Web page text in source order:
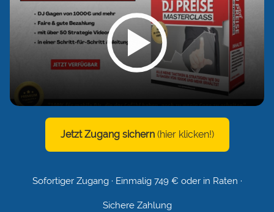
Jetzt Zugang sichern(hier klicken!)
Sofortiger Zugang · Einmalig 749 € oder in Raten ·
Sichere Zahlung